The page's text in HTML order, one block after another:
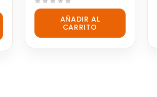
0
5
AÑADIR AL
CARRITO